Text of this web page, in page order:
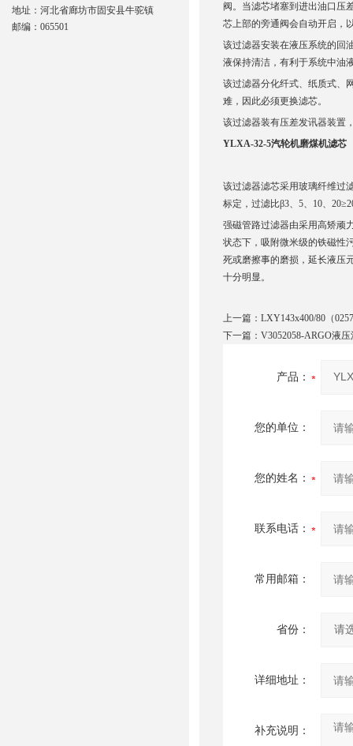
阀。当滤芯堵塞到进出油口压
芯上部的旁通阀会自动开启，
该过滤器安装在液压系统的回
液保持清洁，有利于系统中油
该过滤器分化纤式、纸质式、
难，因此必须更换滤芯。
该过滤器装有压差发讯器装置
YLXA-32-5汽轮机磨煤机滤芯
该过滤器滤芯采用玻璃纤维过
标定，过滤比β3、5、10、
强磁管路过滤器由采用高矫顽
状态下，吸附微米级的铁磁性
死或磨擦事的磨损，延长液压
十分明显。
上一篇： LXY143x400/80（
下一篇： V3052058-ARGO液
产品：
您的单位：
您的姓名：
联系电话：
常用邮箱：
省份：
详细地址：
补充说明：
地址：河北省廊坊市固安县牛驼镇
邮编：065501